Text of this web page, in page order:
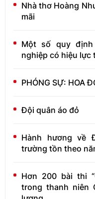
Nhà thơ Hoàng
mãi
Một số quy
nghiệp có hiệu lực
PHÓNG SỰ: HOA
Đội quân áo đỏ
Hành hương về
trường tồn theo
Hơn 200 bài thi
trong thanh niên